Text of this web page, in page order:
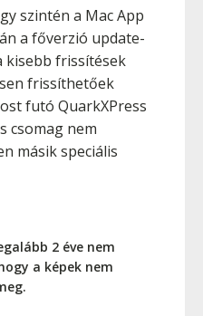
szintén a Mac App
a főverzió update-
kisebb frissítések
frissíthetőek
futó QuarkXPress
csomag nem
másik speciális
2 éve nem
a képek nem